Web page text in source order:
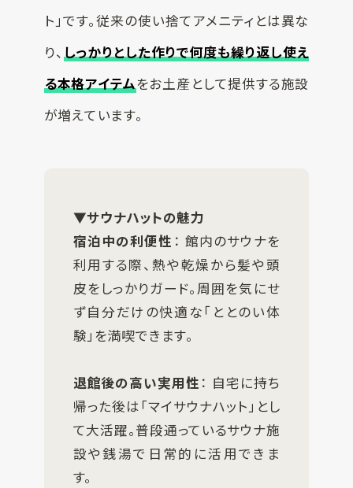
ト」です。従来の使い捨てアメニティとは異な
り、しっかりとした作りで何度も繰り返し使え
る本格アイテムをお土産として提供する施設
が増えています。
▼サウナハットの魅力
宿泊中の利便性 ： 館内のサウナを
利用する際、熱や乾燥から髪や頭
皮をしっかりガード。周囲を気にせ
ず自分だけの快適な「ととのい体
験」を満喫できます。
退館後の高い実用性 ： 自宅に持ち
帰った後は「マイサウナハット」とし
て大活躍。普段通っているサウナ施
設や銭湯で日常的に活用できま
す。